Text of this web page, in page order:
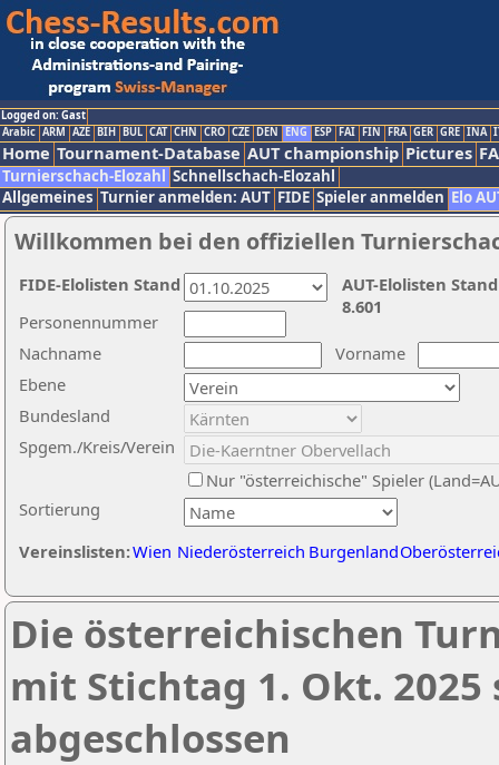
Logged on: Gast
Arabic ARM AZE BIH BUL CAT CHN CRO CZE DEN ENG ESP FAI FIN FRA GER GRE INA
Home Tournament-Database AUT championship Pictures
Turnierschach-Elozahl Schnellschach-Elozahl
Allgemeines Turnier anmelden: AUT FIDE Spieler anmelden Elo
Willkommen bei den offiziellen
Nachname
Vorname
Ebene
Sortierung
Personennummer
Bundesland
Spgem./Kreis/Verein
Nur "österreichische" Spieler
Vereinslisten:Wien Niederösterreich Burgenland
AUT-Elolisten
8.601
FIDE-Elolisten Stand
Die österreichischen
mit Stichtag 1. Okt.
abgeschlossen